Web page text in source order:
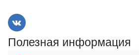
Полезная информация